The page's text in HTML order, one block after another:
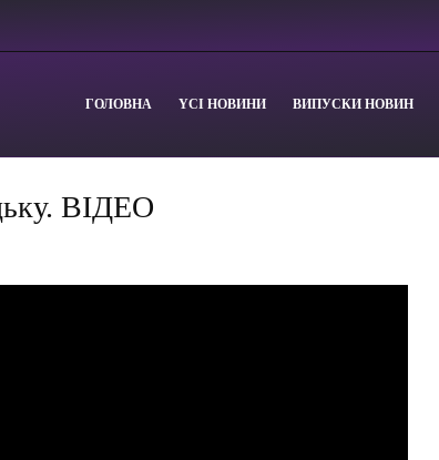
ГОЛОВНА YСІ НОВИНИ ВИПУСКИ НОВИН
ВІДЕО